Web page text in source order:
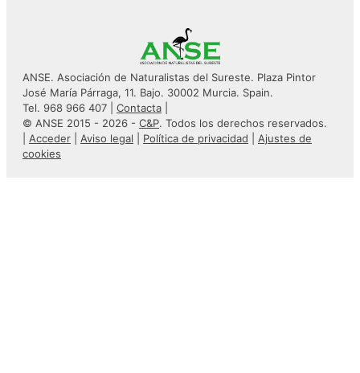
ANSE. Asociación de Naturalistas del Sureste. Plaza Pintor
José María Párraga, 11. Bajo. 30002 Murcia. Spain.
Tel. 968 966 407 | Contacta
© ANSE 2015 - 2026 - C&P. Todos los derechos reservados.
Acceder Aviso legal Política de privacidad
Ajustes de
cookies